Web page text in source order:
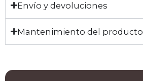
Envío y devoluciones
Mantenimiento del producto